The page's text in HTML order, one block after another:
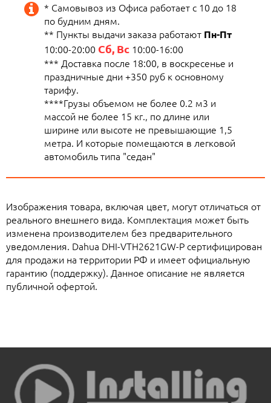
* Самовывоз из Офиса работает с 10 до 18
по будним дням.
** Пункты выдачи заказа работают Пн-Пт
10:00-20:00 Сб, Вс 10:00-16:00
*** Доставка после 18:00, в воскресенье и
праздничные дни +350 руб к основному
тарифу.
****Грузы объемом не более 0.2 м3 и
массой не более 15 кг., по длине или
ширине или высоте не превышающие 1,5
метра. И которые помещаются в легковой
автомобиль типа "седан"
Изображения товара, включая цвет, могут отличаться от
реального внешнего вида. Комплектация может быть
изменена производителем без предварительного
уведомления. Dahua DHI-VTH2621GW-P сертифицирован
для продажи на территории РФ и имеет официальную
гарантию (поддержку). Данное описание не является
публичной офертой.